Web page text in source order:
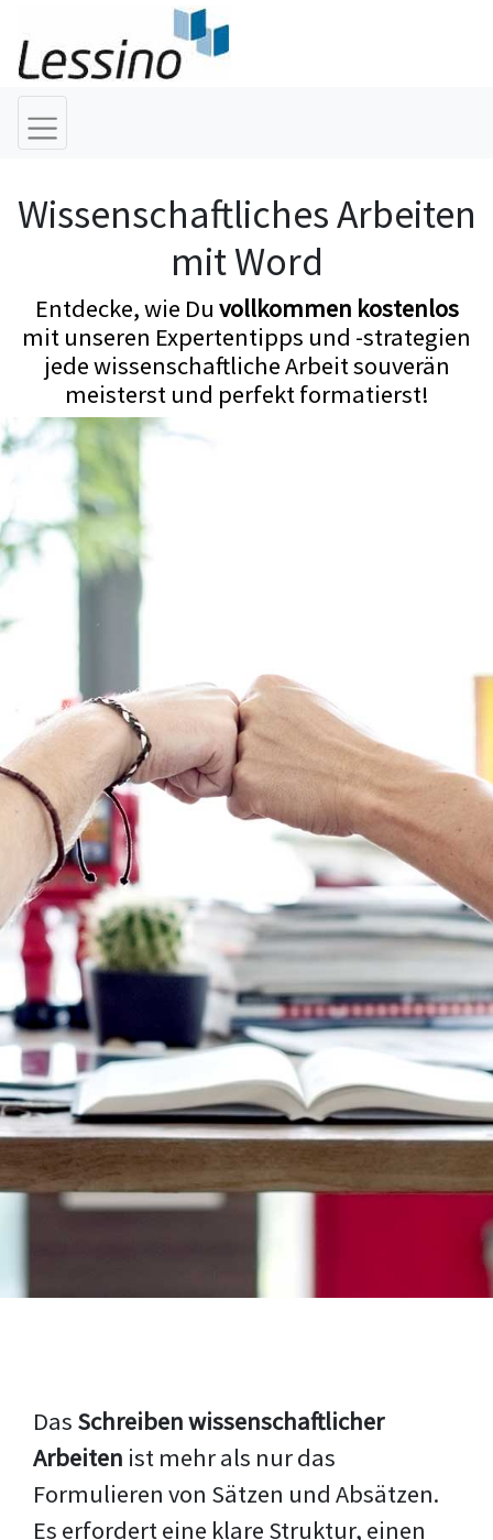
Wissenschaftliches Arbeiten
mit Word
Entdecke, wie Du vollkommen kostenlos
mit unseren Expertentipps und -strategien
jede wissenschaftliche Arbeit souverän
meisterst und perfekt formatierst!
Das Schreiben wissenschaftlicher
Arbeiten ist mehr als nur das
Formulieren von Sätzen und Absätzen.
Es erfordert eine klare Struktur, einen